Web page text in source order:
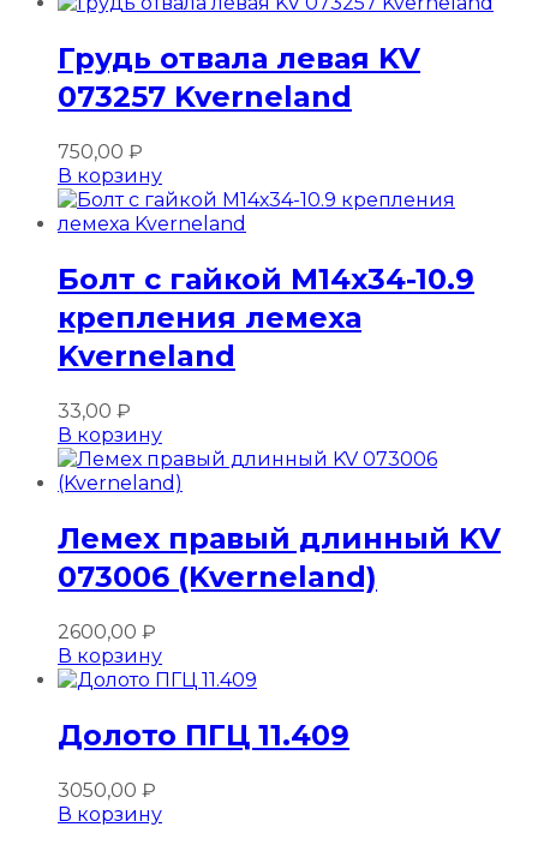
Грудь отвала левая KV
073257 Kverneland
750,00 ₽
В корзину
Болт с гайкой М14х34-10.9
крепления лемеха
Kverneland
33,00 ₽
В корзину
Лемех правый длинный KV
073006 (Kverneland)
2600,00 ₽
В корзину
Долото ПГЦ 11.409
3050,00 ₽
В корзину